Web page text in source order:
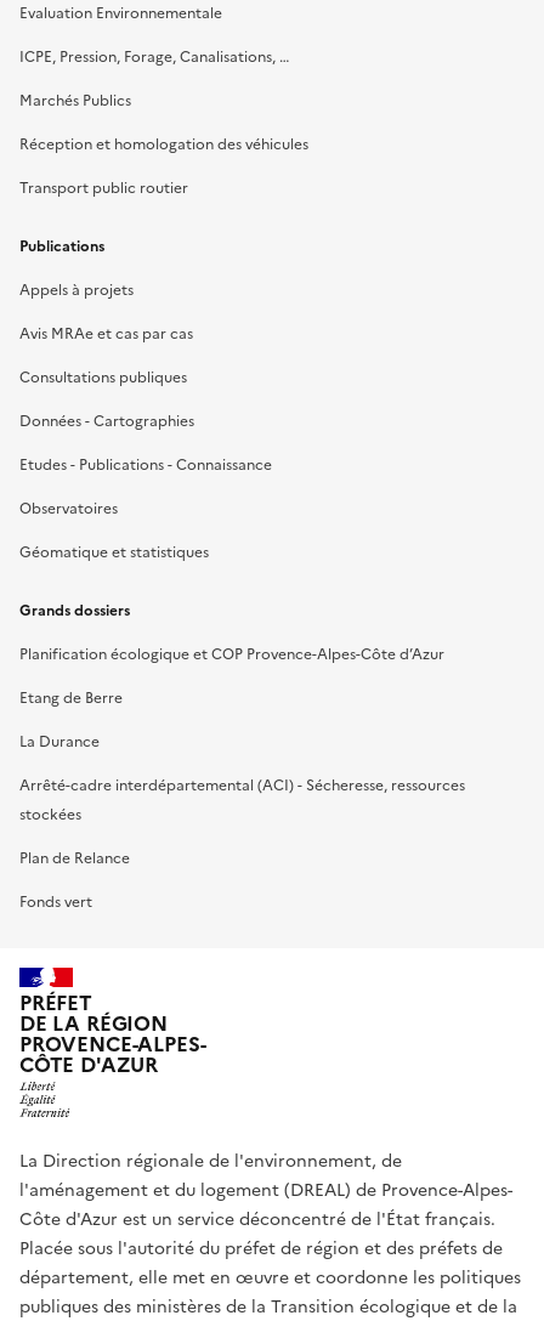
Evaluation Environnementale
ICPE, Pression, Forage, Canalisations, …
Marchés Publics
Réception et homologation des véhicules
Transport public routier
Publications
Appels à projets
Avis MRAe et cas par cas
Consultations publiques
Données - Cartographies
Etudes - Publications - Connaissance
Observatoires
Géomatique et statistiques
Grands dossiers
Planification écologique et COP Provence-Alpes-Côte d’Azur
Etang de Berre
La Durance
Arrêté-cadre interdépartemental (ACI) - Sécheresse, ressources
stockées
Plan de Relance
Fonds vert
PRÉFET
DE LA RÉGION
PROVENCE-ALPES-
CÔTE D'AZUR
La Direction régionale de l'environnement, de
l'aménagement et du logement (DREAL) de Provence-Alpes-
Côte d'Azur est un service déconcentré de l'État français.
Placée sous l'autorité du préfet de région et des préfets de
département, elle met en œuvre et coordonne les politiques
publiques des ministères de la Transition écologique et de la